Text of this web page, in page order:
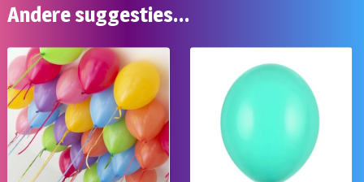
Andere suggesties…